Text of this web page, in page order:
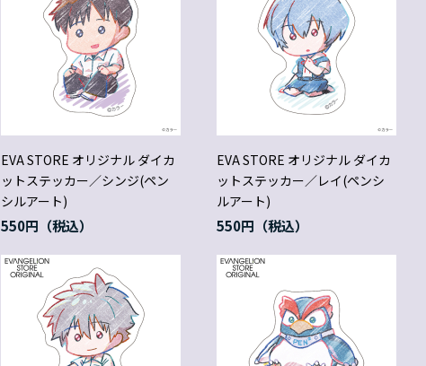
EVA STORE オリジナル ダイカ
ットステッカー／シンジ(ペン
シルアート)
550円
EVA STORE オリジナル ダイカ
ットステッカー／レイ(ペンシ
ルアート)
550円